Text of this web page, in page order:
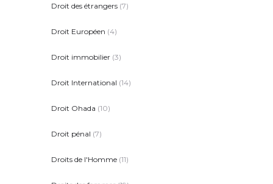
Droit des étrangers (7)
Droit Européen (4)
Droit immobilier (3)
Droit International (14)
Droit Ohada (10)
Droit pénal (7)
Droits de l'Homme (11)